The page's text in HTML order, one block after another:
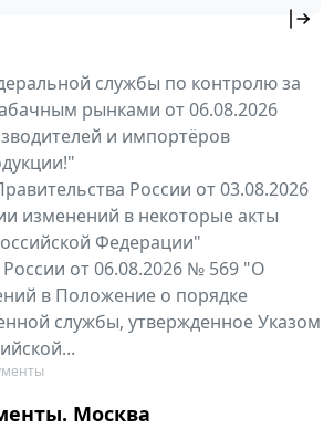
службы по контролю за
рынками от 06.08.2026
и импортёров
России от 03.08.2026
изменений в некоторые акты
Федерации"
от 06.08.2026 № 569 "О
в Положение о порядке
службы, утвержденное Указом
Москва